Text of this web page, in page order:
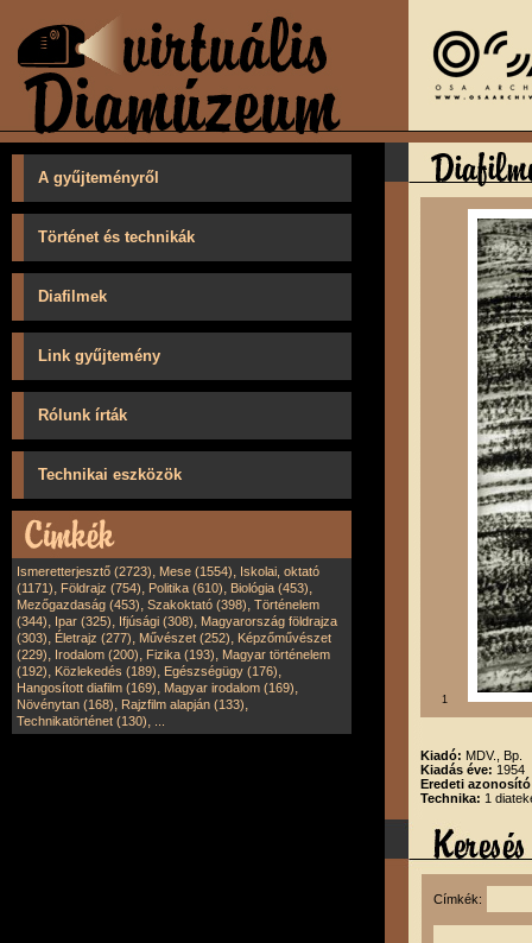
A gyűjteményről
Történet és technikák
Diafilmek
Link gyűjtemény
Rólunk írták
Technikai eszközök
Ismeretterjesztő (2723), Mese (1554), Iskolai, oktató
(1171), Földrajz (754), Politika (610), Biológia (453),
Mezőgazdaság (453), Szakoktató (398), Történelem
(344), Ipar (325), Ifjúsági (308), Magyarország földrajza
(303), Életrajz (277), Művészet (252), Képzőművészet
(229), Irodalom (200), Fizika (193), Magyar történelem
(192), Közlekedés (189), Egészségügy (176),
Hangosított diafilm (169), Magyar irodalom (169),
Növénytan (168), Rajzfilm alapján (133),
Technikatörténet (130),
1
Kiadó: MDV., Bp.
Kiadás éve: 1954
Eredeti
Technika: 1
Címkék: